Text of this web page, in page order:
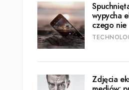
wypycha
czego nie
Zdjęcia